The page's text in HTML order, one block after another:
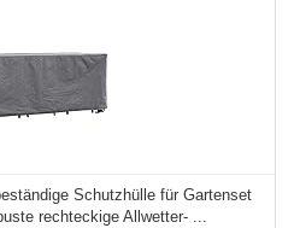
Schutzhülle für Gartenset
rechteckige Allwetter- ...